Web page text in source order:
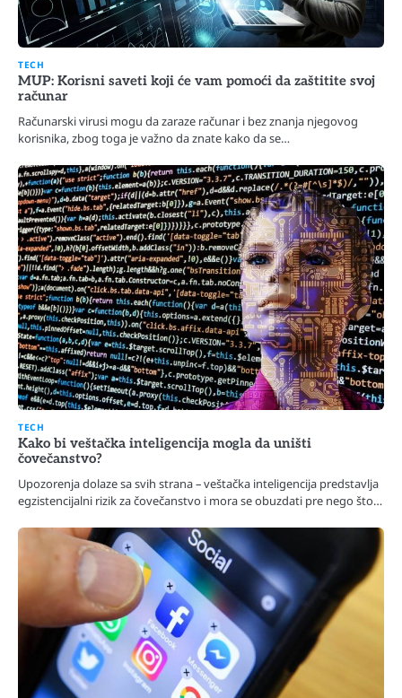
TECH
MUP: Korisni saveti koji će vam pomoći da zaštitite svoj
računar
Računarski virusi mogu da zaraze računar i bez znanja njegovog
korisnika, zbog toga je važno da znate kako da se…
TECH
Kako bi veštačka inteligencija mogla da uništi
čovečanstvo?
Upozorenja dolaze sa svih strana – veštačka inteligencija predstavlja
egzistencijalni rizik za čovečanstvo i mora se obuzdati pre nego što…